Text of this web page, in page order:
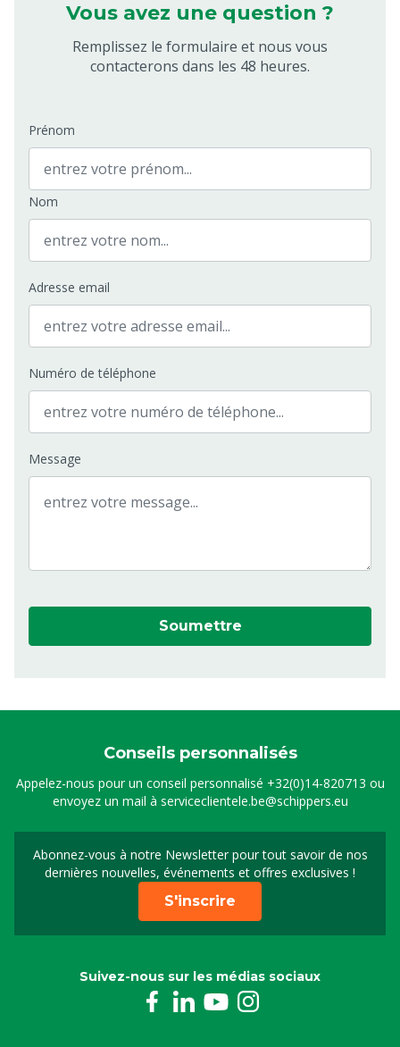
Vous avez une question ?
Remplissez le formulaire et nous vous
contacterons dans les 48 heures.
Prénom
Nom
Adresse email
Numéro de téléphone
Message
Soumettre
Conseils personnalisés
Appelez-nous pour un conseil personnalisé +32(0)14-820713 ou
envoyez un mail à serviceclientele.be@schippers.eu
Abonnez-vous à notre Newsletter pour tout savoir de nos
dernières nouvelles, événements et offres exclusives !
Inscrivez-vous à notre
S'inscrire
Suivez-nous sur les médias sociaux